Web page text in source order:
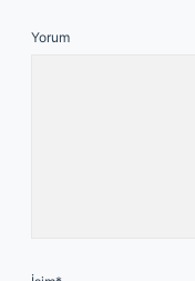
Yorum